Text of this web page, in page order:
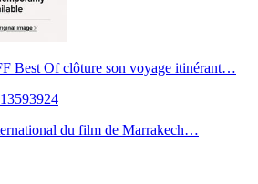
Best Of clôture son voyage itinérant…
du film de Marrakech…